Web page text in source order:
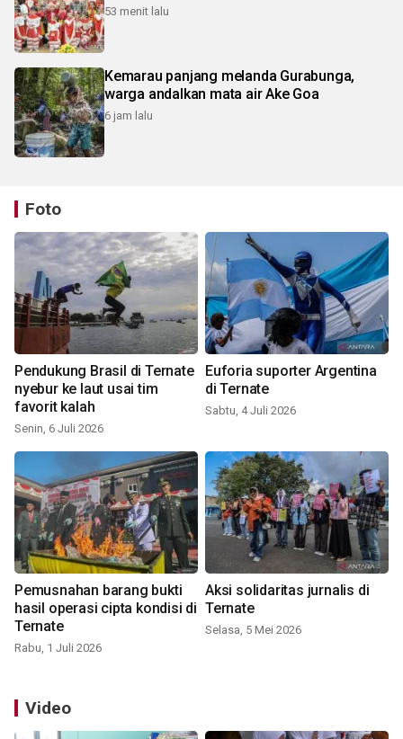
53 menit lalu
Kemarau panjang melanda Gurabunga,
warga andalkan mata air Ake Goa
6 jam lalu
Foto
Pendukung Brasil di Ternate
nyebur ke laut usai tim
favorit kalah
Senin, 6 Juli 2026
Euforia suporter Argentina
di Ternate
Sabtu, 4 Juli 2026
Pemusnahan barang bukti
hasil operasi cipta kondisi di
Ternate
Rabu, 1 Juli 2026
Aksi solidaritas jurnalis di
Ternate
Selasa, 5 Mei 2026
Video